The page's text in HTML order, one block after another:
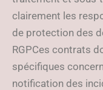
clairement les
de protection des
RGPCes contrats
spécifiques
notification des